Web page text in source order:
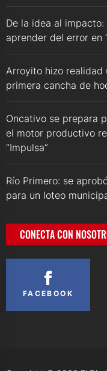
De la idea al
aprender del error en
Arroyito hizo realidad
primera cancha de
Oncativo se prepara
el motor productivo
“Impulsa”
Río Primero: se
para un loteo
CONECTA CON
FACEBOOK